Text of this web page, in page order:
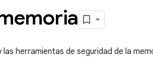
herramientas de seguridad de la